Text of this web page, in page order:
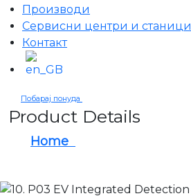
Производи
Сервисни центри и станици
Контакт
Побарај понуда
Product Details
Home